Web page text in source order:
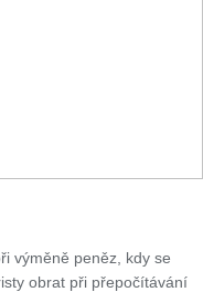
výměně peněz, kdy se
obrat při přepočítávání